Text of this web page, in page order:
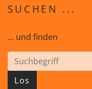
SUCHEN ...
... und finden
Los